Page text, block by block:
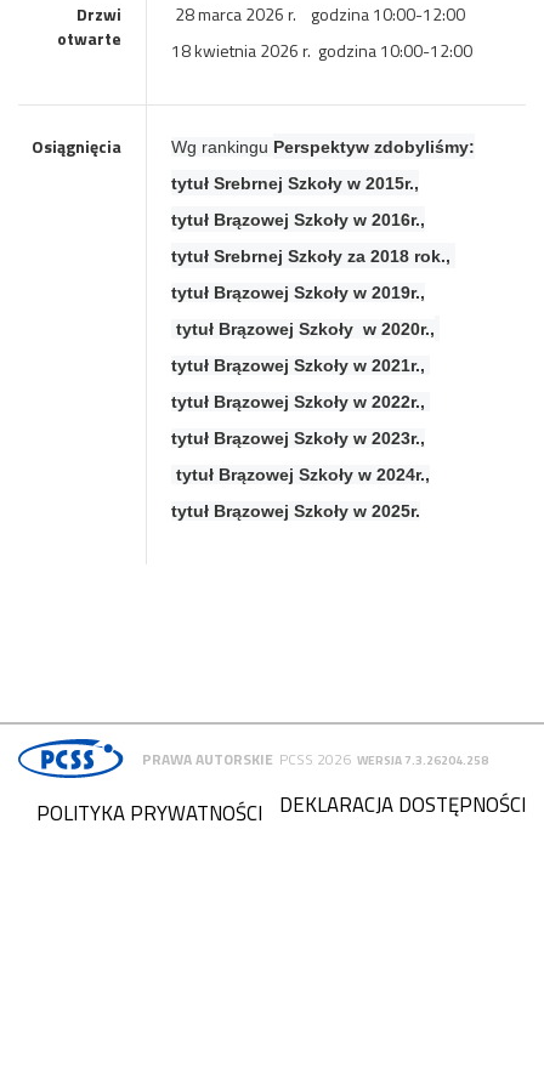
Drzwi
otwarte
28 marca 2026 r. godzina 10:00-12:00
18 kwietnia 2026 r. godzina 10:00-12:00
Osiągnięcia Wg rankingu Perspektyw zdobyliśmy:
tytuł Srebrnej Szkoły w 2015r.,
tytuł Brązowej Szkoły w 2016r.,
tytuł Srebrnej Szkoły za 2018 rok.,
tytuł Brązowej Szkoły w 2019r.,
tytuł Brązowej Szkoły w 2020r.,
tytuł Brązowej Szkoły w 2021r.,
tytuł Brązowej Szkoły w 2022r.,
tytuł Brązowej Szkoły w 2023r.,
tytuł Brązowej Szkoły w 2024r.,
tytuł Brązowej Szkoły w 2025r.
PRAWA AUTORSKIE PCSS 2026 WERSJA 7.3.26204.258
DEKLARACJA DOSTĘPNOŚCI
POLITYKA PRYWATNOŚCI